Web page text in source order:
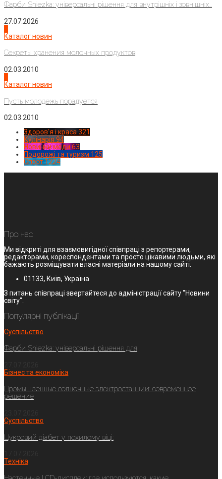
Фарби Sniezka: універсальні рішення для внутрішніх і зовнішніх...
27.07.2026
Каталог новин
Секреты хранения молочных продуктов
02.03.2010
Каталог новин
Пусть молодежь порадуется
02.03.2010
Здоров'я і краса 321
Кулінарія 94
Новинки моди 63
Подорожі та туризм 125
Спорт1224
Про нас
Ми відкриті для взаємовигідної співпраці з репортерами,
редакторами, кореспондентами та просто цікавими людьми, які
бажають розміщувати власні матеріали на нашому сайті.
01133, Київ, Україна
З питань співпраці звертайтеся до адміністрації сайту "Новини
світу".
Популярні публікації
Суспільство
Фарби Sniezka: універсальні рішення для
Бізнес та економіка
Промышленные солнечные электростанции: современное
решение
Суспільство
Цукровий діабет у похилому віці:
Техніка